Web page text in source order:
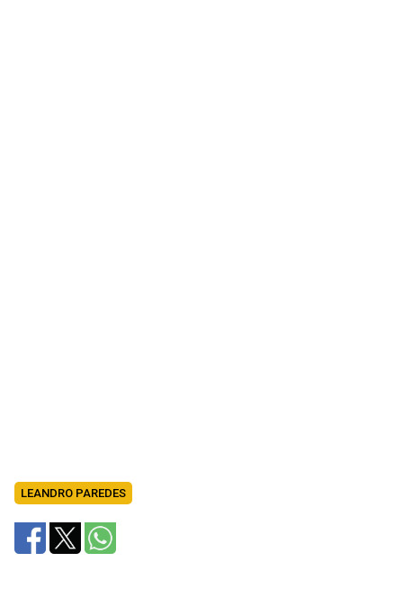
LEANDRO PAREDES